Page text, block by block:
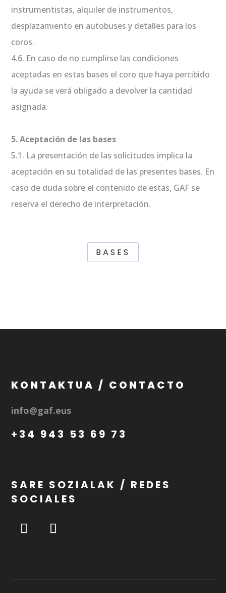
instrumentistas, alquiler de instrumentos,
desplazamiento en autobuses y detalles para los
coros.
4.6. En caso de no cumplirse las condiciones
aceptadas en estas bases el coro que haya percibido
la ayuda se verá obligado a devolver la cantidad
asignada.
5. Aceptación de las bases
5.1. La presentación de las solicitudes implica la
aceptación en su totalidad de las presentes bases. En
caso de duda sobre el contenido de estas, GAF se
reserva el derecho de interpretación.
BASES
KONTAKTUA / CONTACTO
info@gaf.eus
+34 943 53 69 73
SARE SOZIALAK / REDES
SOCIALES